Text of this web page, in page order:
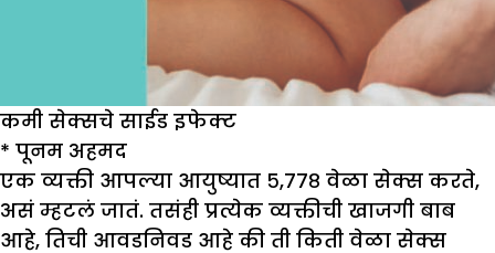
कमी सेक्सचे साईड इफेक्ट
* पूनम अहमद
एक व्यक्ती आपल्या आयुष्यात ५,७७८ वेळा सेक्स करते,
असं म्हटलं जातं. तसंही प्रत्येक व्यक्तीची खाजगी बाब
आहे, तिची आवडनिवड आहे की ती किती वेळा सेक्स